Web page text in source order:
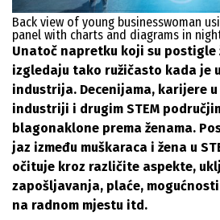
Back view of young businesswoman
panel with charts and diagrams in
Unatoč napretku koji su postigle
izgledaju tako ružičasto kada je
industrija. Decenijama, karijere
industriji i drugim STEM
blagonaklone prema ženama.
jaz između muškaraca i žena u
očituje kroz različite aspekte,
zapošljavanja, plaće,
na radnom mjestu itd.